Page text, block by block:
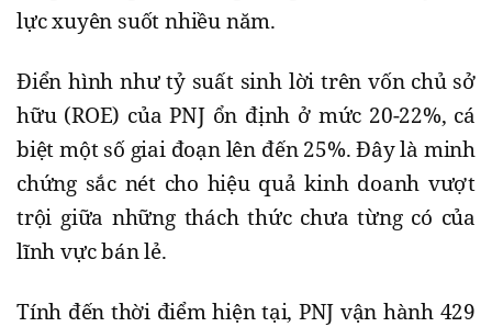
lực xuyên suốt nhiều năm.
Điển hình như tỷ suất sinh lời trên vốn chủ sở
hữu (ROE) của PNJ ổn định ở mức 20-22%, cá
biệt một số giai đoạn lên đến 25%. Đây là minh
chứng sắc nét cho hiệu quả kinh doanh vượt
trội giữa những thách thức chưa từng có của
lĩnh vực bán lẻ.
Tính đến thời điểm hiện tại, PNJ vận hành 429